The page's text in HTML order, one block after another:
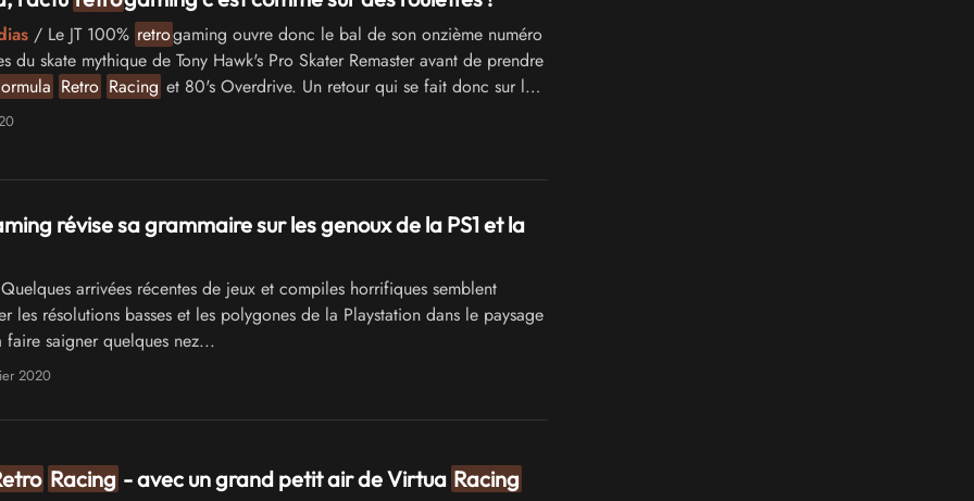
/ Le JT 100% retrogaming ouvre donc le bal de son onzième numéro
du skate mythique de Tony Hawk's Pro Skater Remaster avant de prendre
Retro Racing et 80's Overdrive. Un retour qui se fait donc sur les
…
révise sa grammaire sur les genoux de la PS1 et la
arrivées récentes de jeux et compiles horrifiques semblent
les résolutions basses et les polygones de la Playstation dans le paysage
faire saigner quelques nez...
2020
Racing - avec un grand petit air de Virtua Racing